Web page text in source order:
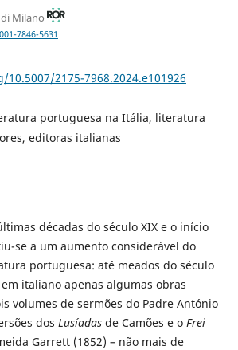
Milano
7846-5631
2175-7968.2024.e101926
portuguesa na Itália, literatura
editoras italianas
décadas do século XIX e o início
se a um aumento considerável do
portuguesa: até meados do século
italiano apenas algumas obras
volumes de sermões do Padre António
dos Lusíadasde Camões e o Frei
Garrett (1852) – não mais de